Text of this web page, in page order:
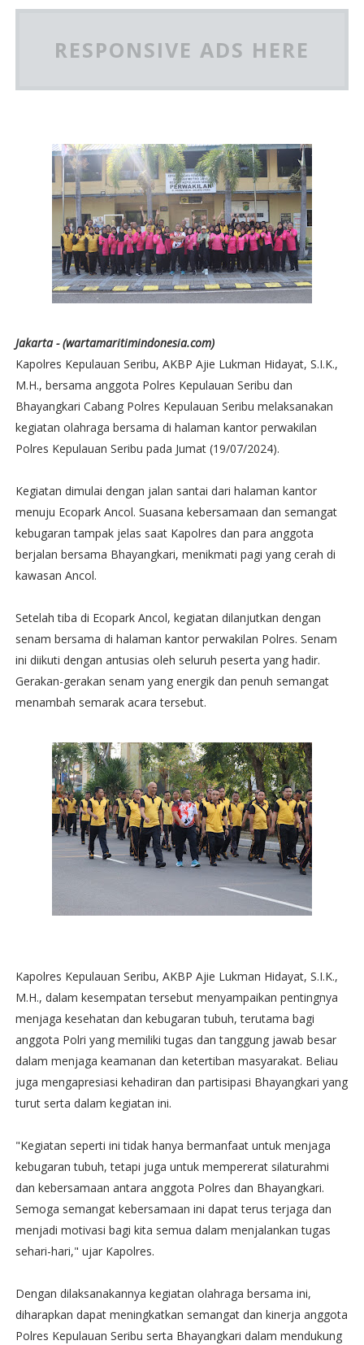
RESPONSIVE ADS HERE
Jakarta - (wartamaritimindonesia.com)
Kapolres Kepulauan Seribu, AKBP Ajie Lukman Hidayat, S.I.K.,
M.H., bersama anggota Polres Kepulauan Seribu dan
Bhayangkari Cabang Polres Kepulauan Seribu melaksanakan
kegiatan olahraga bersama di halaman kantor perwakilan
Polres Kepulauan Seribu pada Jumat (19/07/2024).
Kegiatan dimulai dengan jalan santai dari halaman kantor
menuju Ecopark Ancol. Suasana kebersamaan dan semangat
kebugaran tampak jelas saat Kapolres dan para anggota
berjalan bersama Bhayangkari, menikmati pagi yang cerah di
kawasan Ancol.
Setelah tiba di Ecopark Ancol, kegiatan dilanjutkan dengan
senam bersama di halaman kantor perwakilan Polres. Senam
ini diikuti dengan antusias oleh seluruh peserta yang hadir.
Gerakan-gerakan senam yang energik dan penuh semangat
menambah semarak acara tersebut.
Kapolres Kepulauan Seribu, AKBP Ajie Lukman Hidayat, S.I.K.,
M.H., dalam kesempatan tersebut menyampaikan pentingnya
menjaga kesehatan dan kebugaran tubuh, terutama bagi
anggota Polri yang memiliki tugas dan tanggung jawab besar
dalam menjaga keamanan dan ketertiban masyarakat. Beliau
juga mengapresiasi kehadiran dan partisipasi Bhayangkari yang
turut serta dalam kegiatan ini.
"Kegiatan seperti ini tidak hanya bermanfaat untuk menjaga
kebugaran tubuh, tetapi juga untuk mempererat silaturahmi
dan kebersamaan antara anggota Polres dan Bhayangkari.
Semoga semangat kebersamaan ini dapat terus terjaga dan
menjadi motivasi bagi kita semua dalam menjalankan tugas
sehari-hari," ujar Kapolres.
Dengan dilaksanakannya kegiatan olahraga bersama ini,
diharapkan dapat meningkatkan semangat dan kinerja anggota
Polres Kepulauan Seribu serta Bhayangkari dalam mendukung